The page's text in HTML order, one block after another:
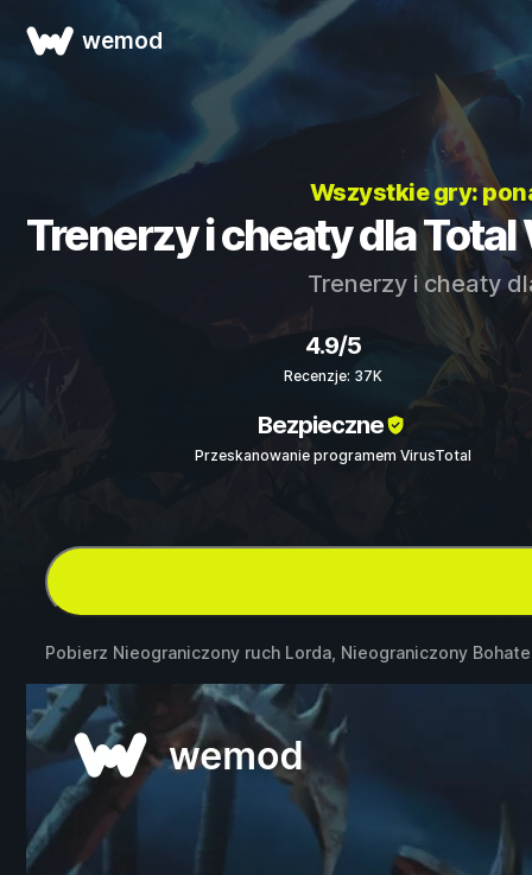
wemod
Wszystkie gry:
Trenerzy i cheaty dla Total
Trenerzy i cheaty
4.9/5
Recenzje: 37K
Bezpieczne
Przeskanowanie programem VirusTotal
Pobierz Nieograniczony ruch Lorda, Nieograniczony